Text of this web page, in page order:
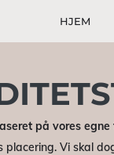
HJEM
på vores egne
placering. Vi skal